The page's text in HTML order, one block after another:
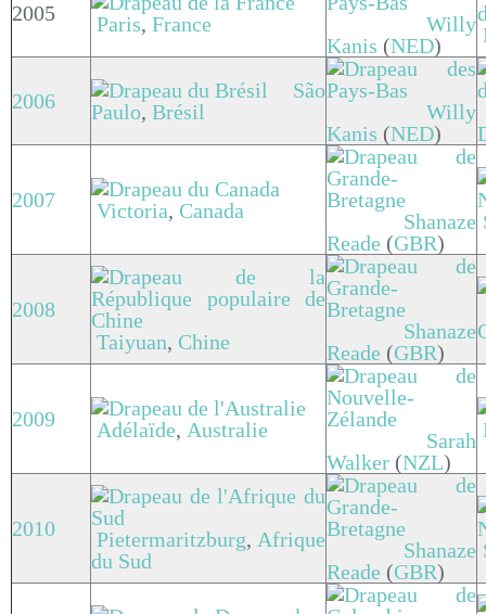
2005 Paris, France
Willy
Kanis (NED)
2006
São
Paulo, Brésil
Willy
Kanis (NED)
2007 Victoria, Canada
Shanaze
Reade (GBR)
2008
Taiyuan, Chine
Shanaze
Reade (GBR)
2009 Adélaïde, Australie
Sarah
Walker (NZL)
2010 Pietermaritzburg, Afrique
du Sud
Shanaze
Reade (GBR)